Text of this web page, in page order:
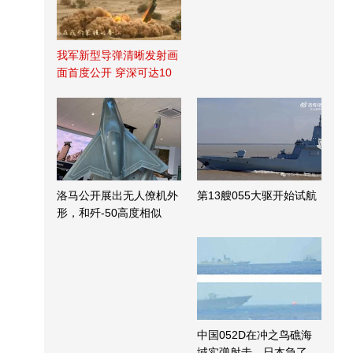
我军新型导弹清晰发射画
面首度公开 穿深可达10
洛马公开展出无人僚机外
形，和歼-50高度相似
第13艘055大驱开始试航
中国052D在冲之鸟礁海